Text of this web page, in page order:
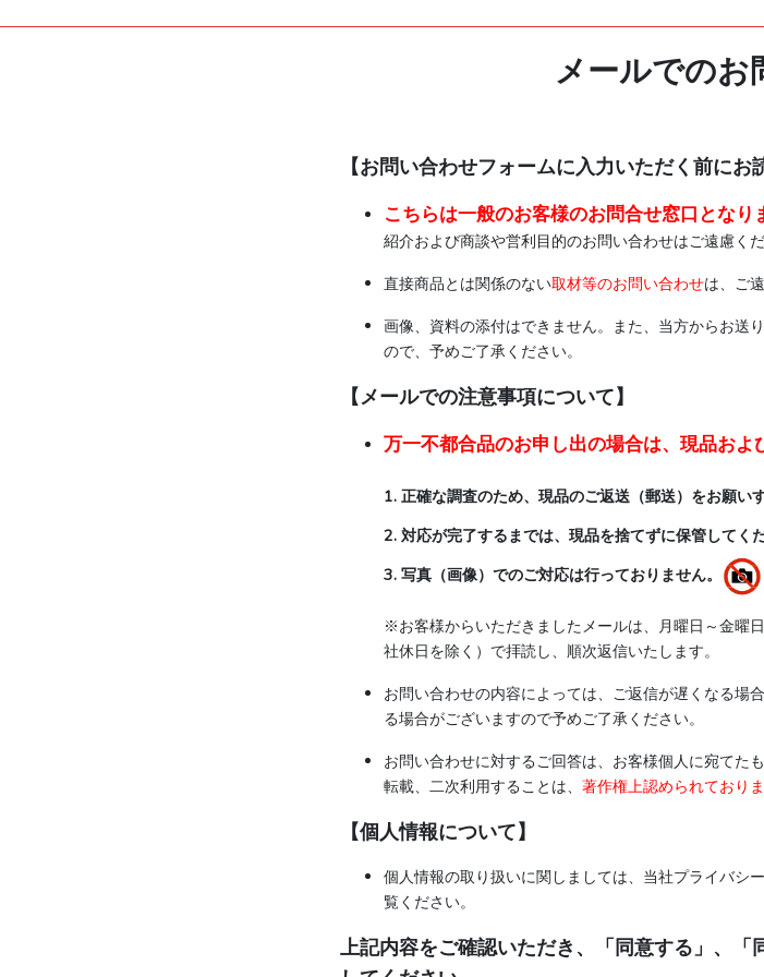
メールでのお
【お問い合わせフォームに入力いただく前にお
こちらは一般のお客様のお問合せ窓口となり
紹介および商談や営利目的のお問い合わせはご遠慮くだ
直接商品とは関係のない取材等のお問い合わせは、ご
画像、資料の添付はできません。また、当方からお送
ので、予めご了承ください。
【メールでの注意事項について】
万一不都合品のお申し出の場合は、現品およ
1. 正確な調査のため、現品のご返送（郵送）をお願い
2. 対応が完了するまでは、現品を捨てずに保管してくだ
3. 写真（画像）でのご対応は行っておりません。
※お客様からいただきましたメールは、月曜日～金曜
社休日を除く）で拝読し、順次返信いたします。
お問い合わせの内容によっては、ご返信が遅くなる場
る場合がございますので予めご了承ください。
お問い合わせに対するご回答は、お客様個人に宛てた
転載、二次利用することは、 著作権上認められておりま
【個人情報について】
個人情報の取り扱いに関しましては、当社プライバシ
覧ください。
上記内容をご確認いただき、「同意する」、